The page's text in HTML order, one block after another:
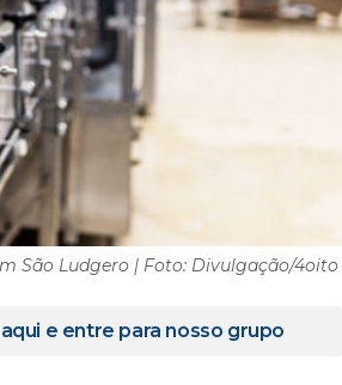
São Ludgero | Foto: Divulgação/4oito
e entre para nosso grupo